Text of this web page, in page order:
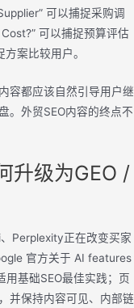
可以捕捉采购调
可以捕捉预算评估
案比较用户。
容都应该自然引导用户继
。外贸SEO内容的终点不
升级为GEO /
Perplexity正在改变买家
官方关于 AI features
基础SEO最佳实践；页
并保持内容可见、内部链